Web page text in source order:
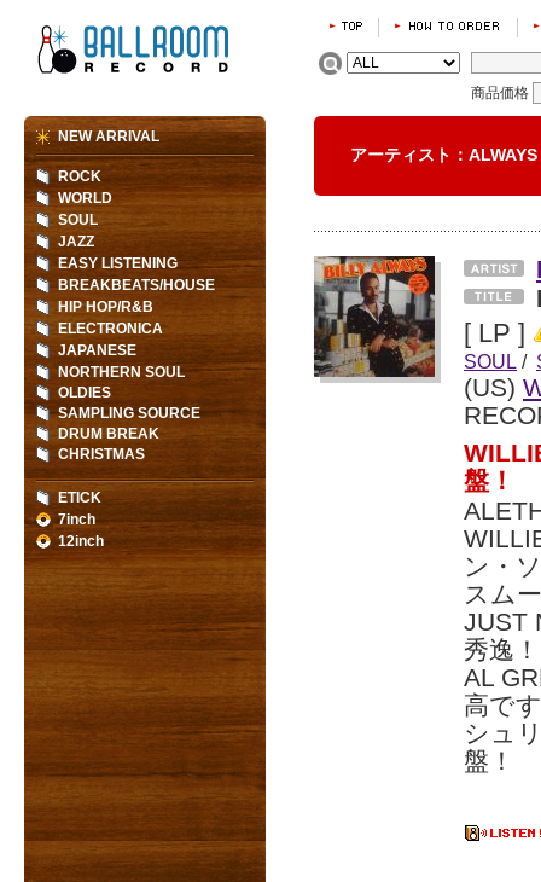
商品価格
アーティスト：
[ LP ]
SOUL /
(US)
盤！
ン・
スム
JUST
秀逸
AL
高で
シュ
盤！
NEW ARRIVAL
ROCK
WORLD
SOUL
JAZZ
EASY LISTENING
BREAKBEATS/HOUSE
HIP HOP/R&B
ELECTRONICA
JAPANESE
NORTHERN SOUL
OLDIES
SAMPLING SOURCE
DRUM BREAK
CHRISTMAS
ETICK
7inch
12inch